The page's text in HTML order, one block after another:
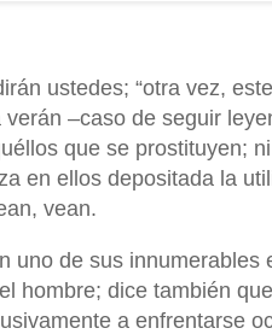
ustedes; “otra vez,
–caso de seguir
que se prostituyen;
en ellos depositada la
vean.
uno de sus
hombre; dice también
a enfrentarse